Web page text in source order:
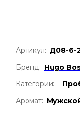
Артикул: Д08-6-
Бренд: Hugo
Категории:
Аромат: